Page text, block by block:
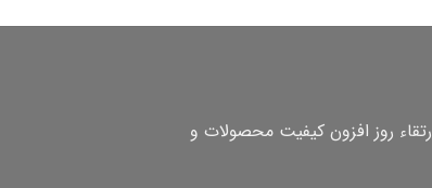
روز افزون کیفیت محصولات و